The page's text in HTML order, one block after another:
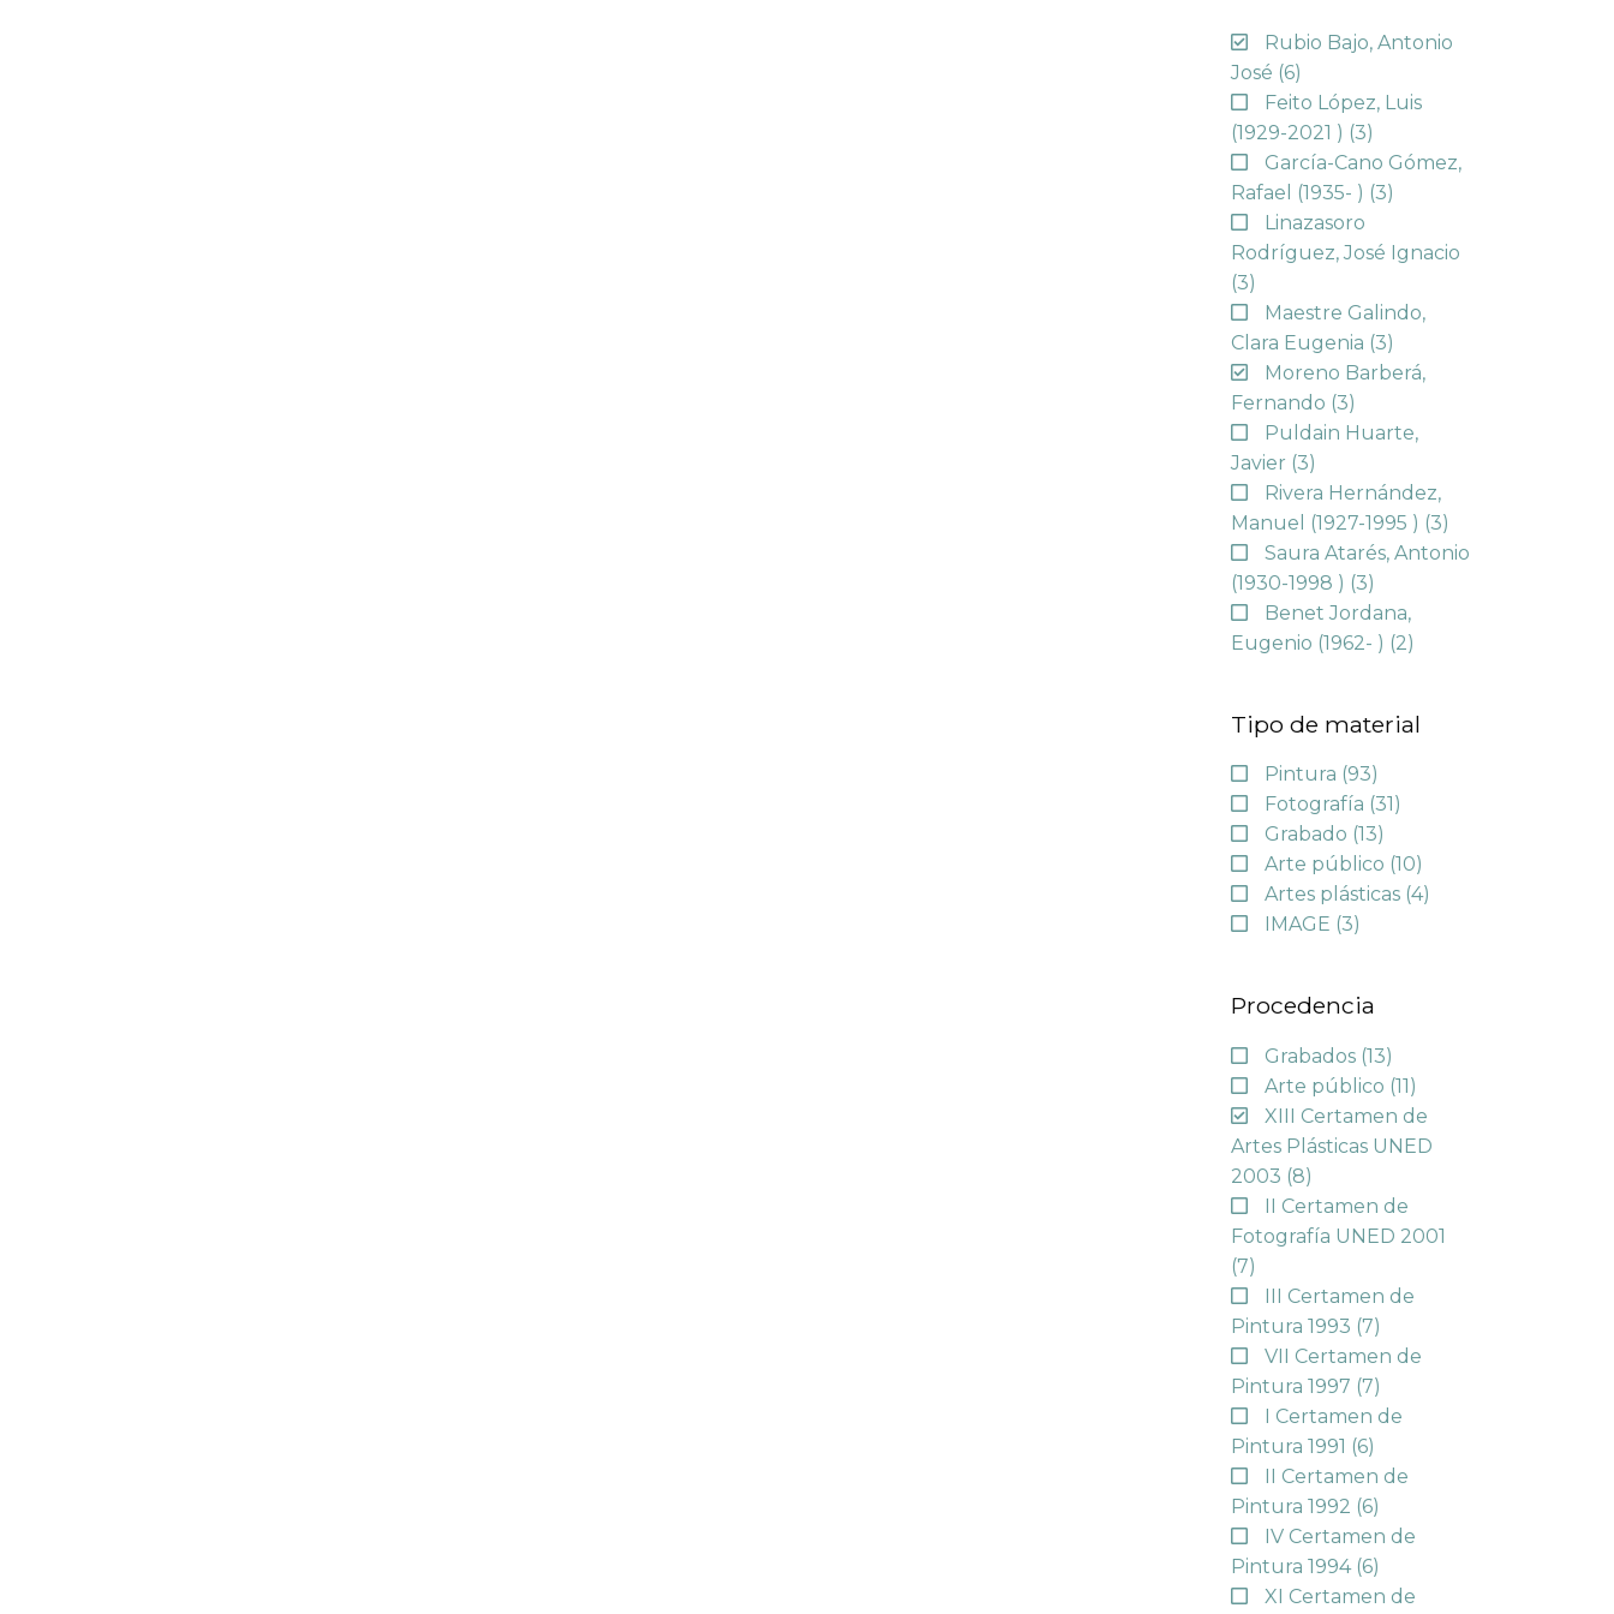
Rubio Bajo, Antonio
José (6)
Feito López, Luis
(1929-2021 ) (3)
García-Cano Gómez,
Rafael (1935- ) (3)
Linazasoro
Rodríguez, José Ignacio
(3)
Maestre Galindo,
Clara Eugenia (3)
Moreno Barberá,
Fernando (3)
Puldain Huarte,
Javier (3)
Rivera Hernández,
Manuel (1927-1995 ) (3)
Saura Atarés, Antonio
(1930-1998 ) (3)
Benet Jordana,
Eugenio (1962- ) (2)
Tipo de material
Pintura (93)
Fotografía (31)
Grabado (13)
Arte público (10)
Artes plásticas (4)
IMAGE (3)
Procedencia
Grabados (13)
Arte público (11)
XIII Certamen de
Artes Plásticas UNED
2003 (8)
II Certamen de
Fotografía UNED 2001
(7)
III Certamen de
Pintura 1993 (7)
VII Certamen de
Pintura 1997 (7)
I Certamen de
Pintura 1991 (6)
II Certamen de
Pintura 1992 (6)
IV Certamen de
Pintura 1994 (6)
XI Certamen de